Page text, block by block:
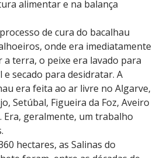
alimentar e na balança
de cura do bacalhau
onde era imediatamente
a terra, o peixe era lavado para
secado para desidratar. A
era feita ao ar livre no Algarve,
Setúbal, Figueira da Foz, Aveiro
Era, geralmente, um trabalho
hectares, as Salinas do